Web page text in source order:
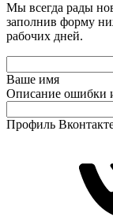
Мы всегда рады
заполнив форму
рабочих дней.
Ваше имя
Описание ошибки
Профиль